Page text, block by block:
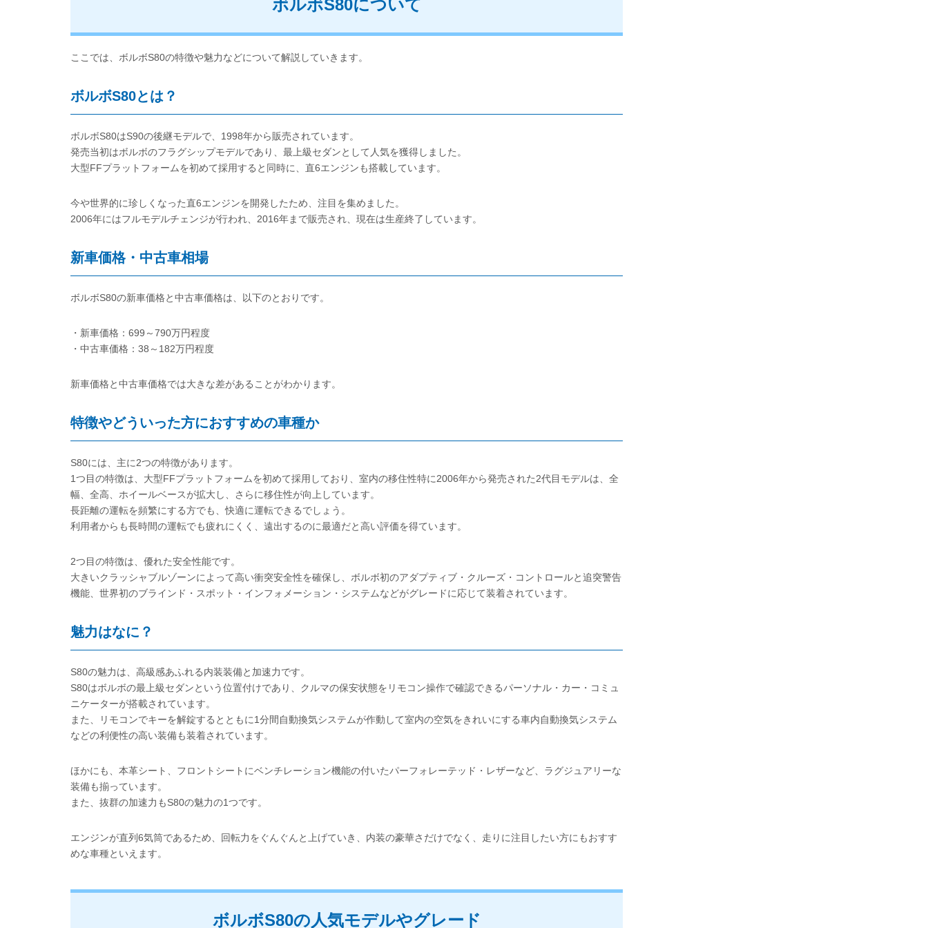
ボルボS80について
ここでは、ボルボS80の特徴や魅力などについて解説していきます。
ボルボS80とは？
ボルボS80はS90の後継モデルで、1998年から販売されています。
発売当初はボルボのフラグシップモデルであり、最上級セダンとして人気を獲得しました。
大型FFプラットフォームを初めて採用すると同時に、直6エンジンも搭載しています。
今や世界的に珍しくなった直6エンジンを開発したため、注目を集めました。
2006年にはフルモデルチェンジが行われ、2016年まで販売され、現在は生産終了しています。
新車価格・中古車相場
ボルボS80の新車価格と中古車価格は、以下のとおりです。
・新車価格：699～790万円程度
・中古車価格：38～182万円程度
新車価格と中古車価格では大きな差があることがわかります。
特徴やどういった方におすすめの車種か
S80には、主に2つの特徴があります。
1つ目の特徴は、大型FFプラットフォームを初めて採用しており、室内の移住性特に2006年から発売された2代目モデルは、全
幅、全高、ホイールベースが拡大し、さらに移住性が向上しています。
長距離の運転を頻繁にする方でも、快適に運転できるでしょう。
利用者からも長時間の運転でも疲れにくく、遠出するのに最適だと高い評価を得ています。
2つ目の特徴は、優れた安全性能です。
大きいクラッシャブルゾーンによって高い衝突安全性を確保し、ボルボ初のアダプティブ・クルーズ・コントロールと追突警告
機能、世界初のブラインド・スポット・インフォメーション・システムなどがグレードに応じて装着されています。
魅力はなに？
S80の魅力は、高級感あふれる内装装備と加速力です。
S80はボルボの最上級セダンという位置付けであり、クルマの保安状態をリモコン操作で確認できるパーソナル・カー・コミュ
ニケーターが搭載されています。
また、リモコンでキーを解錠するとともに1分間自動換気システムが作動して室内の空気をきれいにする車内自動換気システム
などの利便性の高い装備も装着されています。
ほかにも、本革シート、フロントシートにベンチレーション機能の付いたパーフォレーテッド・レザーなど、ラグジュアリーな
装備も揃っています。
また、抜群の加速力もS80の魅力の1つです。
エンジンが直列6気筒であるため、回転力をぐんぐんと上げていき、内装の豪華さだけでなく、走りに注目したい方にもおすす
めな車種といえます。
ボルボS80の人気モデルやグレード